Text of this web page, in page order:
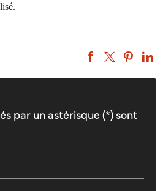
par un astérisque (*) sont